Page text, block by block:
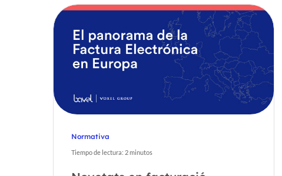
Normativa
Tiempo de lectura: 2minutos